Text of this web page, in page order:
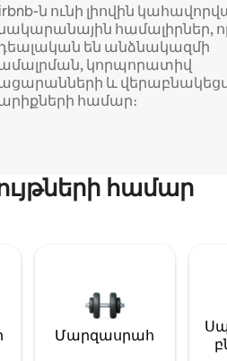
ն ունի լիովին
համալիրներ,
են անձնակազմի
կորպորատիվ
և
համար։
համար
Մարզասրահ